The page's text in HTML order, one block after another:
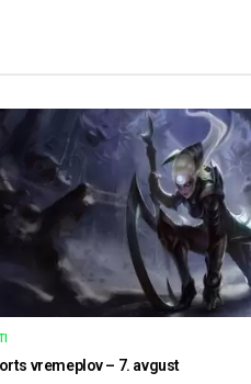
vremeplov – 7. avgust